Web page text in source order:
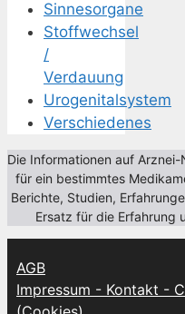
Sinnesorgane
Stoffwechsel
/
Verdauung
Urogenitalsystem
Verschiedenes
Die Informationen auf
für ein bestimmtes
Berichte, Studien,
Ersatz für die Erfahrung
AGB
Impressum - Kontakt -